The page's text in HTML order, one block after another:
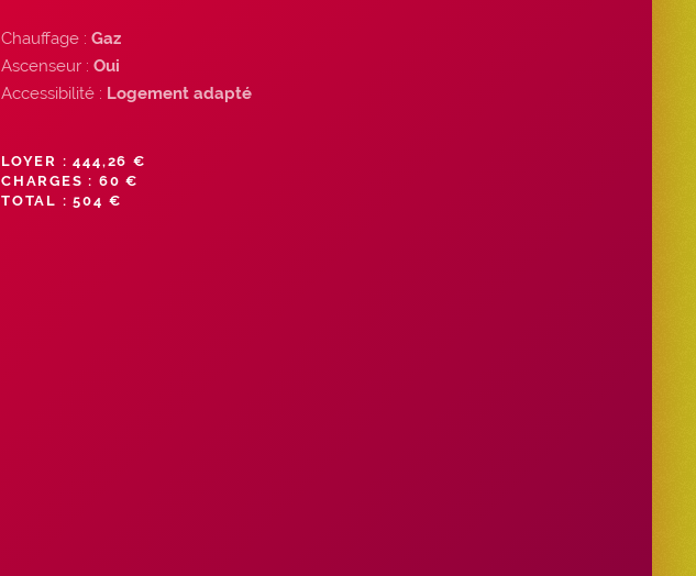
Chauffage : Gaz
Ascenseur : Oui
Accessibilité : Logement adapté
LOYER : 444,26 €
CHARGES : 60 €
TOTAL : 504 €